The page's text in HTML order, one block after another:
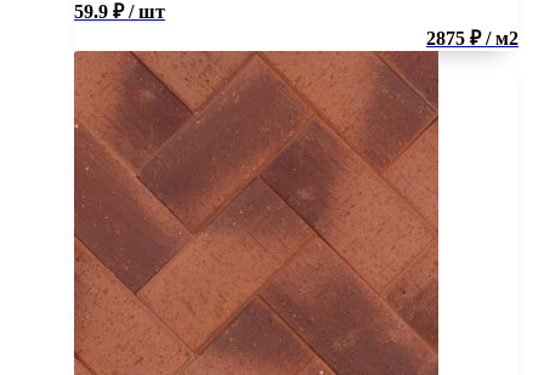
59.9 ₽ / шт
2875 ₽ / м2